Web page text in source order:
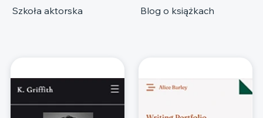
Szkoła aktorska Blog o książkach